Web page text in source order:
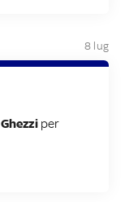
8 lug
Ghezzi per